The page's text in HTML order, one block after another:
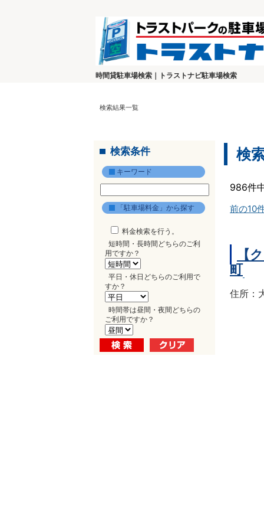
時間貸駐車場検索｜トラストナビ駐車場検索
検索結果一覧
検索条件
キーワード
「駐車場料金」から探す
料金検索を行う。
短時間・長時間どちらのご利
用ですか？
平日・休日どちらのご利用で
すか？
時間帯は昼間・夜間どちらの
ご利用ですか？
検
986件
前の10
【
町
住所：